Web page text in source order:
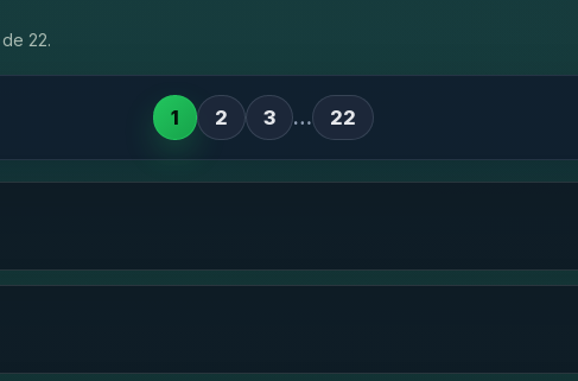
22.
1 2 3 … 22